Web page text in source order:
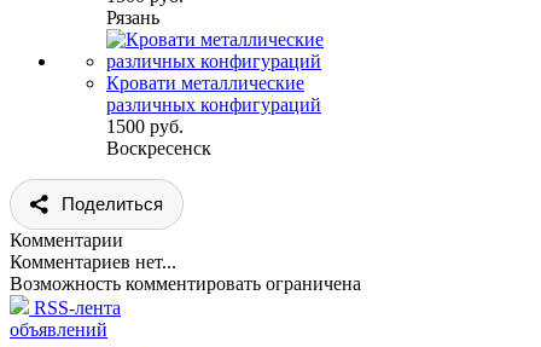
Рязань
Кровати металлические
различных конфигураций
1500 руб.
Воскресенск
Поделиться
Комментарии
Комментариев нет...
Возможность комментировать ограничена
RSS-лента
объявлений